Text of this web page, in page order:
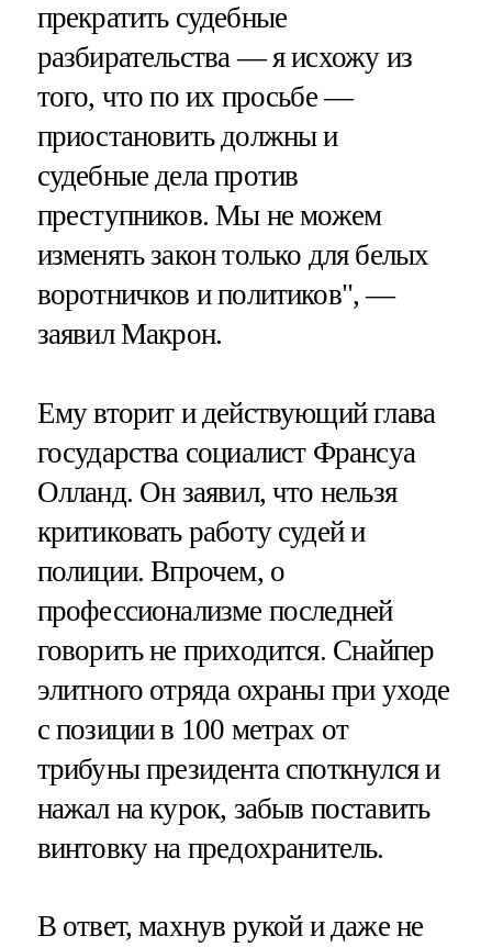
прекратить судебные
разбирательства — я исхожу из
того, что по их просьбе —
приостановить должны и
судебные дела против
преступников. Мы не можем
изменять закон только для белых
воротничков и политиков", —
заявил Макрон.
Ему вторит и действующий глава
государства социалист Франсуа
Олланд. Он заявил, что нельзя
критиковать работу судей и
полиции. Впрочем, о
профессионализме последней
говорить не приходится. Снайпер
элитного отряда охраны при уходе
с позиции в 100 метрах от
трибуны президента споткнулся и
нажал на курок, забыв поставить
винтовку на предохранитель.
В ответ, махнув рукой и даже не